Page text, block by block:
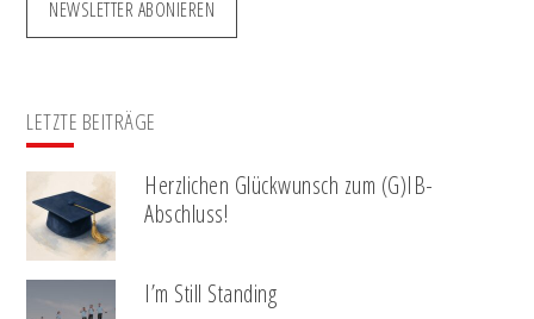
NEWSLETTER ABONIEREN
LETZTE BEITRÄGE
Herzlichen Glückwunsch zum (G)IB-
Abschluss!
I’m Still Standing